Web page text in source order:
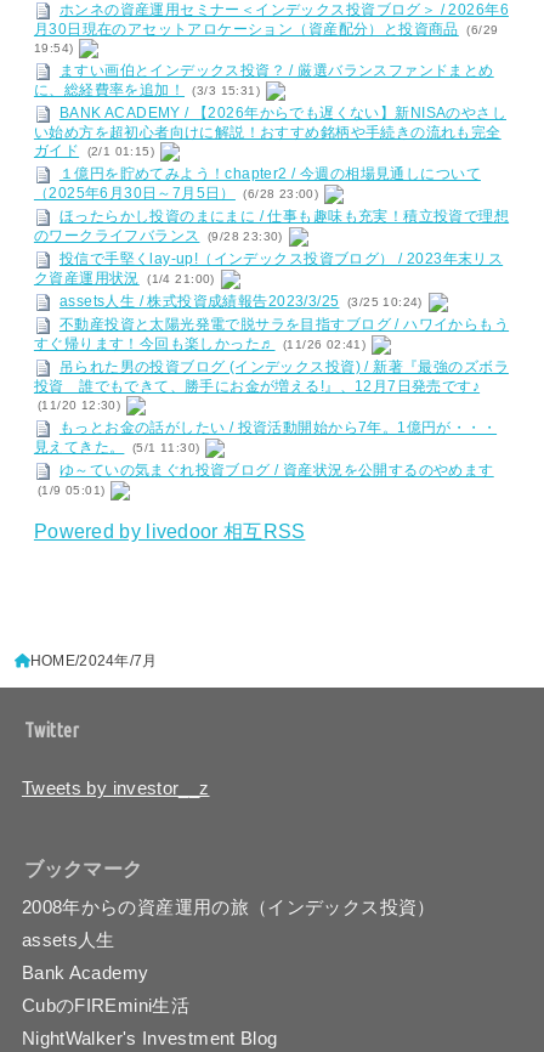
ホンネの資産運用セミナー＜インデックス投資ブログ＞ / 2026年6
月30日現在のアセットアロケーション（資産配分）と投資商品
(6/29
19:54)
ますい画伯とインデックス投資？ / 厳選バランスファンドまとめ
に、総経費率を追加！
(3/3 15:31)
BANK ACADEMY / 【2026年からでも遅くない】新NISAのやさし
い始め方を超初心者向けに解説！おすすめ銘柄や手続きの流れも完全
ガイド
(2/1 01:15)
１億円を貯めてみよう！chapter2 / 今週の相場見通しについて
（2025年6月30日～7月5日）
(6/28 23:00)
ほったらかし投資のまにまに / 仕事も趣味も充実！積立投資で理想
のワークライフバランス
(9/28 23:30)
投信で手堅くlay-up!（インデックス投資ブログ） / 2023年末リス
ク資産運用状況
(1/4 21:00)
assets人生 / 株式投資成績報告2023/3/25 (3/25 10:24)
不動産投資と太陽光発電で脱サラを目指すブログ / ハワイからもう
すぐ帰ります！今回も楽しかった♬
(11/26 02:41)
吊られた男の投資ブログ (インデックス投資) / 新著『最強のズボラ
投資 誰でもできて、勝手にお金が増える!』、12月7日発売です♪
(11/20 12:30)
もっとお金の話がしたい / 投資活動開始から7年。1億円が・・・
見えてきた。
(5/1 11:30)
ゆ～ていの気まぐれ投資ブログ / 資産状況を公開するのやめます
(1/9 05:01)
Powered by livedoor 相互RSS
HOME 2024年 7月
Twitter
Tweets by investor__z
ブックマーク
2008年からの資産運用の旅（インデックス投資）
assets人生
Bank Academy
CubのFIREmini生活
NightWalker's Investment Blog